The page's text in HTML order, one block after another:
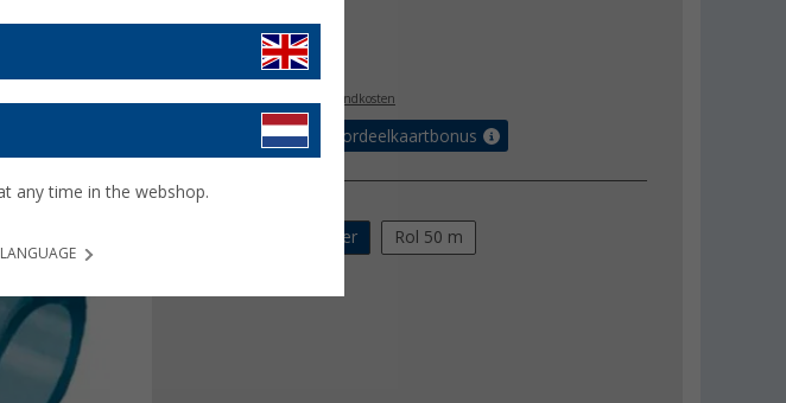
€ 3,99
plus verzendkosten
Verzeker tot 5% voordeelkaartbonus
uitvoering
Goederen per meter
Rol 50 m
any time in the webshop.